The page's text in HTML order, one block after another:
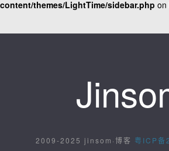
content/themes/LightTime/sidebar.php on
2009-2025 jinsom·博客 粤ICP